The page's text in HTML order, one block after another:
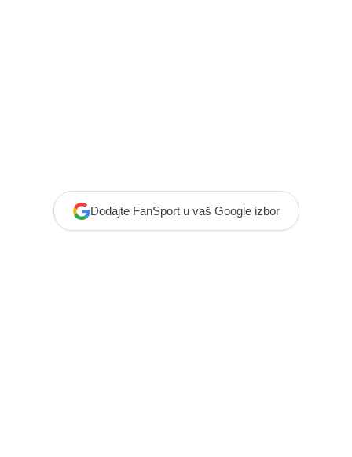
Dodajte FanSport u vaš Google izbor